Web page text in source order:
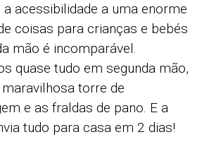
acessibilidade a uma enorme
coisas para crianças e bebés
mão é incomparável.
quase tudo em segunda mão,
torre de
e as fraldas de pano. E a
tudo para casa em 2 dias!